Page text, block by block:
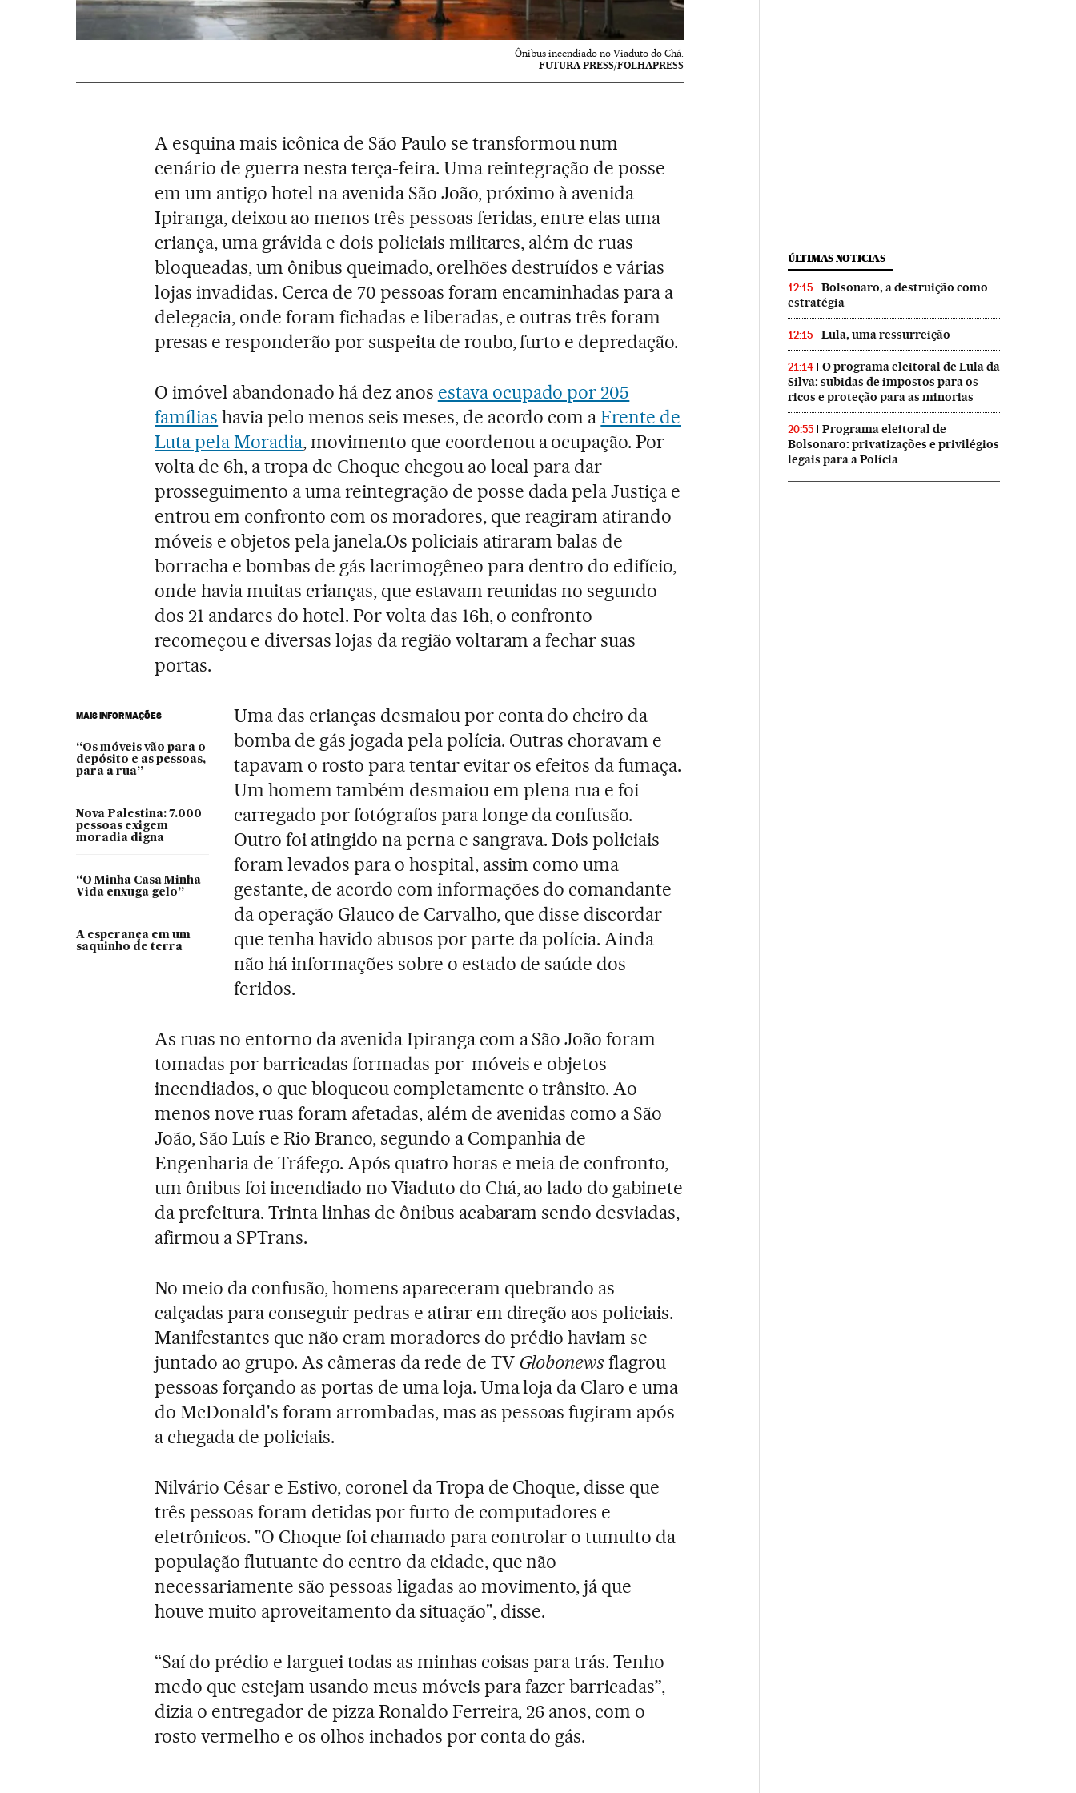
Ônibus incendiado no Viaduto do Chá.
FUTURA PRESS/FOLHAPRESS
A esquina mais icônica de São Paulo se transformou num
cenário de guerra nesta terça-feira. Uma reintegração de posse
em um antigo hotel na avenida São João, próximo à avenida
Ipiranga, deixou ao menos três pessoas feridas, entre elas uma
criança, uma grávida e dois policiais militares, além de ruas
bloqueadas, um ônibus queimado, orelhões destruídos e várias
lojas invadidas. Cerca de 70 pessoas foram encaminhadas para a
delegacia, onde foram fichadas e liberadas, e outras três foram
presas e responderão por suspeita de roubo, furto e depredação.
O imóvel abandonado há dez anos estava ocupado por 205
famílias havia pelo menos seis meses, de acordo com aFrente de
Luta pela Moradia, movimento que coordenou a ocupação. Por
volta de 6h, a tropa de Choque chegou ao local para dar
prosseguimento a uma reintegração de posse dada pela Justiça e
entrou em confronto com os moradores, que reagiram atirando
móveis e objetos pela janela.Os policiais atiraram balas de
borracha e bombas de gás lacrimogêneo para dentro do edifício,
onde havia muitas crianças, que estavam reunidas no segundo
dos 21 andares do hotel. Por volta das 16h, o confronto
recomeçou e diversas lojas da região voltaram a fechar suas
portas.
MAIS INFORMAÇÕES
“Os móveis vão para o
depósito e as pessoas,
para a rua”
Nova Palestina: 7.000
pessoas exigem
moradia digna
“O Minha Casa Minha
Vida enxuga gelo”
A esperança em um
saquinho de terra
Uma das crianças desmaiou por conta do cheiro da
bomba de gás jogada pela polícia. Outras choravam e
tapavam o rosto para tentar evitar os efeitos da fumaça.
Um homem também desmaiou em plena rua e foi
carregado por fotógrafos para longe da confusão.
Outro foi atingido na perna e sangrava. Dois policiais
foram levados para o hospital, assim como uma
gestante, de acordo com informações do comandante
da operação Glauco de Carvalho, que disse discordar
que tenha havido abusos por parte da polícia. Ainda
não há informações sobre o estado de saúde dos
feridos.
As ruas no entorno da avenida Ipiranga com a São João foram
tomadas por barricadas formadas por móveis e objetos
incendiados, o que bloqueou completamente o trânsito. Ao
menos nove ruas foram afetadas, além de avenidas como a São
João, São Luís e Rio Branco, segundo a Companhia de
Engenharia de Tráfego. Após quatro horas e meia de confronto,
um ônibus foi incendiado no Viaduto do Chá, ao lado do gabinete
da prefeitura. Trinta linhas de ônibus acabaram sendo desviadas,
afirmou a SPTrans.
No meio da confusão, homens apareceram quebrando as
calçadas para conseguir pedras e atirar em direção aos policiais.
Manifestantes que não eram moradores do prédio haviam se
juntado ao grupo. As câmeras da rede de TVGlobonewsflagrou
pessoas forçando as portas de uma loja. Uma loja da Claro e uma
do McDonald's foram arrombadas, mas as pessoas fugiram após
a chegada de policiais.
Nilvário César e Estivo, coronel da Tropa de Choque, disse que
três pessoas foram detidas por furto de computadores e
eletrônicos. "O Choque foi chamado para controlar o tumulto da
população flutuante do centro da cidade, que não
necessariamente são pessoas ligadas ao movimento, já que
houve muito aproveitamento da situação", disse.
“Saí do prédio e larguei todas as minhas coisas para trás. Tenho
medo que estejam usando meus móveis para fazer barricadas”,
dizia o entregador de pizza Ronaldo Ferreira, 26 anos, com o
rosto vermelho e os olhos inchados por conta do gás.
ÚLTIMAS NOTICIAS
12:15
Bolsonaro, a destruição como
estratégia
12:15 Lula, uma ressurreição
21:14
O programa eleitoral de Lula da
Silva: subidas de impostos para os
ricos e proteção para as minorias
20:55
Programa eleitoral de
Bolsonaro: privatizações e privilégios
legais para a Polícia